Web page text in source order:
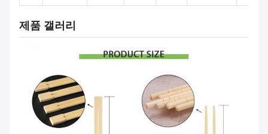
제품 갤러리